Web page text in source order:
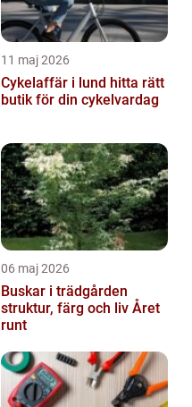
11 maj 2026
Cykelaffär i lund hitta rätt
butik för din cykelvardag
06 maj 2026
Buskar i trädgården
struktur, färg och liv Året
runt